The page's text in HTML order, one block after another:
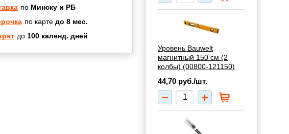
по Минску и РБ
по карте до 8 мес.
до 100 календ. дней
Уровень Bauwelt
магнитный 150 см (2
колбы) (00800-121150)
44,70 руб./шт.